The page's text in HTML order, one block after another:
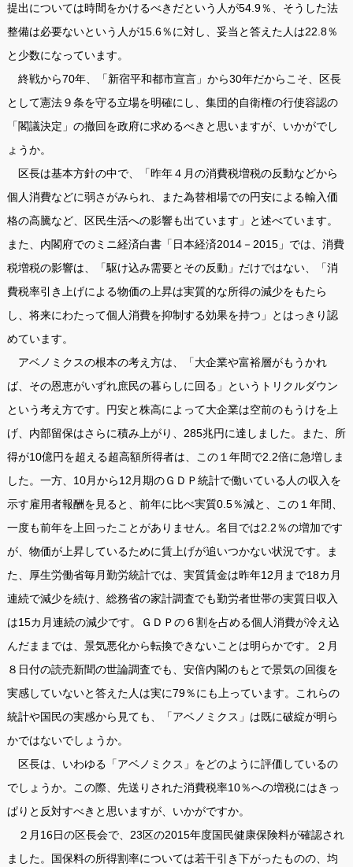
提出については時間をかけるべきだという人が54.9％、そうした法
整備は必要ないという人が15.6％に対し、妥当と答えた人は22.8％
と少数になっています。
終戦から70年、「新宿平和都市宣言」から30年だからこそ、区長
として憲法９条を守る立場を明確にし、集団的自衛権の行使容認の
「閣議決定」の撤回を政府に求めるべきと思いますが、いかがでし
ょうか。
区長は基本方針の中で、「昨年４月の消費税増税の反動などから
個人消費などに弱さがみられ、また為替相場での円安による輸入価
格の高騰など、区民生活への影響も出ています」と述べています。
また、内閣府でのミニ経済白書「日本経済2014－2015」では、消費
税増税の影響は、「駆け込み需要とその反動」だけではない、「消
費税率引き上げによる物価の上昇は実質的な所得の減少をもたら
し、将来にわたって個人消費を抑制する効果を持つ」とはっきり認
めています。
アベノミクスの根本の考え方は、「大企業や富裕層がもうかれ
ば、その恩恵がいずれ庶民の暮らしに回る」というトリクルダウン
という考え方です。円安と株高によって大企業は空前のもうけを上
げ、内部留保はさらに積み上がり、285兆円に達しました。また、所
得が10億円を超える超高額所得者は、この１年間で2.2倍に急増しま
した。一方、10月から12月期のＧＤＰ統計で働いている人の収入を
示す雇用者報酬を見ると、前年に比べ実質0.5％減と、この１年間、
一度も前年を上回ったことがありません。名目では2.2％の増加です
が、物価が上昇しているために賃上げが追いつかない状況です。ま
た、厚生労働省毎月勤労統計では、実質賃金は昨年12月まで18カ月
連続で減少を続け、総務省の家計調査でも勤労者世帯の実質日収入
は15カ月連続の減少です。ＧＤＰの６割を占める個人消費が冷え込
んだままでは、景気悪化から転換できないことは明らかです。２月
８日付の読売新聞の世論調査でも、安倍内閣のもとで景気の回復を
実感していないと答えた人は実に79％にも上っています。これらの
統計や国民の実感から見ても、「アベノミクス」は既に破綻が明ら
かではないでしょうか。
区長は、いわゆる「アベノミクス」をどのように評価しているの
でしょうか。この際、先送りされた消費税率10％への増税にはきっ
ぱりと反対すべきと思いますが、いかがですか。
２月16日の区長会で、23区の2015年度国民健康保険料が確認され
ました。国保料の所得割率については若干引き下がったものの、均